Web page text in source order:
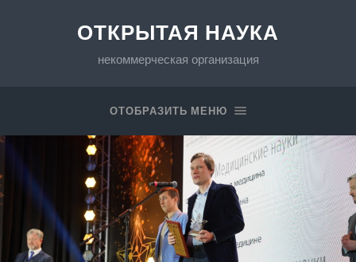
ОТКРЫТАЯ НАУКА
некоммерческая организация
ОТОБРАЗИТЬ МЕНЮ